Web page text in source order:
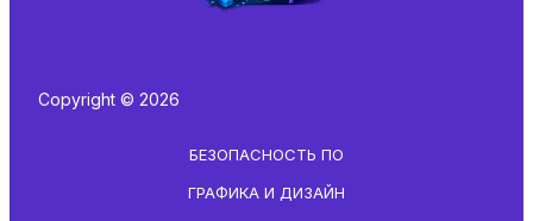
Copyright © 2026
БЕЗОПАСНОСТЬ ПО
ГРАФИКА И ДИЗАЙН